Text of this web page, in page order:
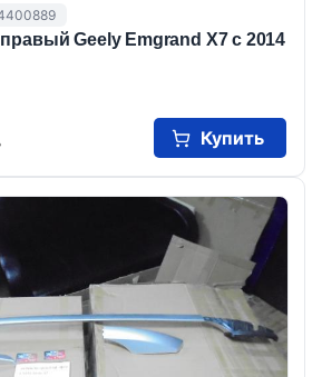
Geely Emgrand X7 с 2014
Купить